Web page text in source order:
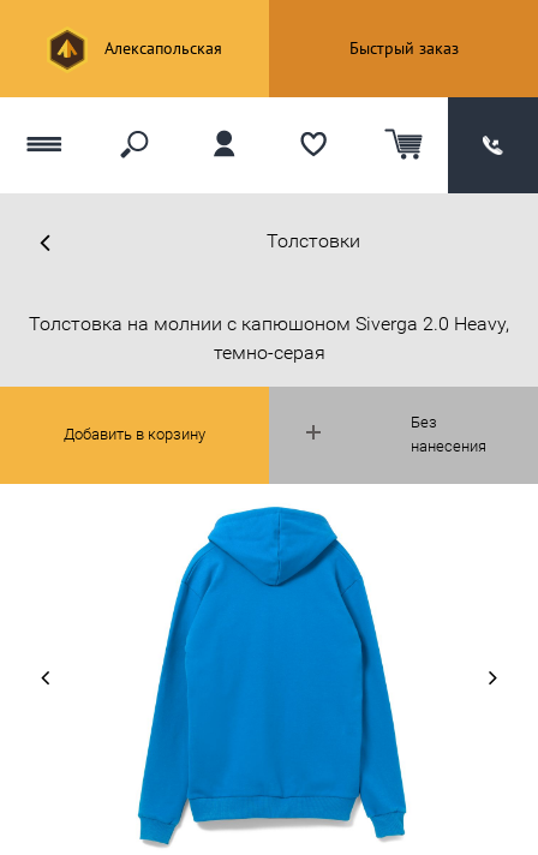
Алексапольская Быстрый заказ
Толстовки
Без
нанесения
Толстовка на молнии с капюшоном Siverga 2.0 Heavy,
темно-серая
Добавить в корзину